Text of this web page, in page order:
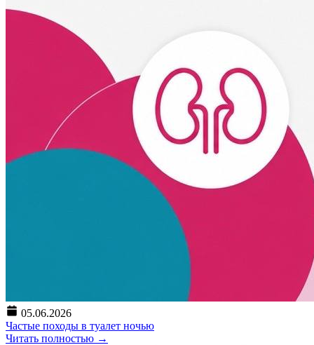
05.06.2026
Частые походы в туалет ночью
Читать полностью →